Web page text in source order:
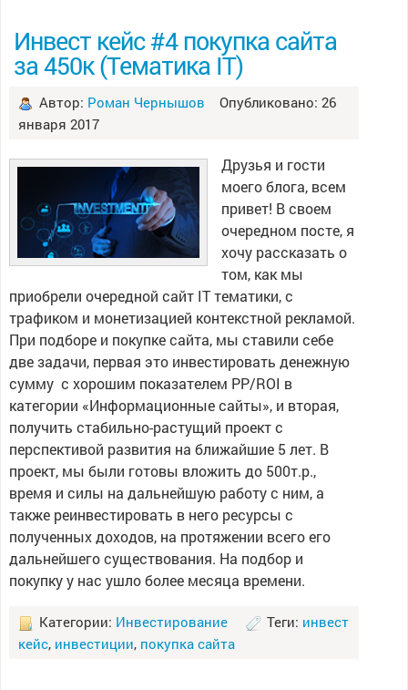
Инвест кейс #4 покупка сайта
за 450к (Тематика IT)
Автор: Роман Чернышов Опубликовано: 26
января 2017
Друзья и гости
моего блога, всем
привет! В своем
очередном посте, я
хочу рассказать о
том, как мы
приобрели очередной сайт IT тематики, с
трафиком и монетизацией контекстной рекламой.
При подборе и покупке сайта, мы ставили себе
две задачи, первая это инвестировать денежную
сумму с хорошим показателем PP/ROI в
категории «Информационные сайты», и вторая,
получить стабильно-растущий проект с
перспективой развития на ближайшие 5 лет. В
проект, мы были готовы вложить до 500т.р.,
время и силы на дальнейшую работу с ним, а
также реинвестировать в него ресурсы с
полученных доходов, на протяжении всего его
дальнейшего существования. На подбор и
покупку у нас ушло более месяца времени.
Категории: Инвестирование Теги: инвест
кейс, инвестиции, покупка сайта